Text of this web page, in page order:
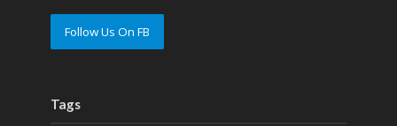
Follow Us On FB
Tags